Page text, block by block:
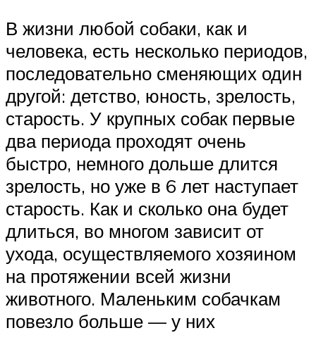
В жизни любой собаки, как и
человека, есть несколько периодов,
последовательно сменяющих один
другой: детство, юность, зрелость,
старость. У крупных собак первые
два периода проходят очень
быстро, немного дольше длится
зрелость, но уже в 6 лет наступает
старость. Как и сколько она будет
длиться, во многом зависит от
ухода, осуществляемого хозяином
на протяжении всей жизни
животного. Маленьким собачкам
повезло больше — у них